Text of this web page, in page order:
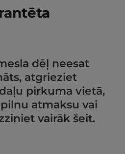
dēļ neesat
atgrieziet
pirkuma vietā,
atmaksu vai
vairāk šeit.